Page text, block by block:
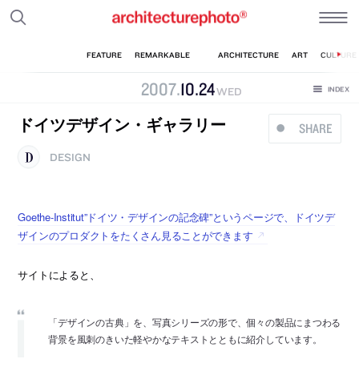
2007.10.24WED
SHARE
ドイツデザイン・ギャラリー
DESIGN
Goethe-Institut”ドイツ・デザインの記念碑”というページで、ドイツデ
ザインのプロダクトをたくさん見ることができます
サイトによると、
「デザインの古典」を、写真シリーズの形で、個々の製品にまつわる
背景を風刺のきいた軽やかなテキストとともに紹介しています。